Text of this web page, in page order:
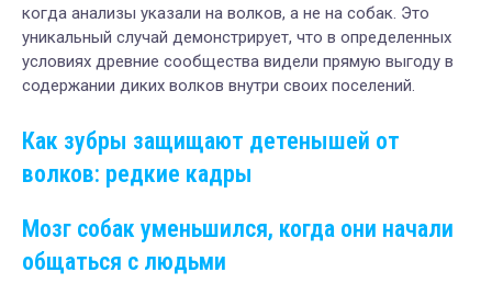
когда анализы указали на волков, а не на собак. Это
уникальный случай демонстрирует, что в определенных
условиях древние сообщества видели прямую выгоду в
содержании диких волков внутри своих поселений.
Как зубры защищают детенышей от
волков: редкие кадры
Мозг собак уменьшился, когда они начали
общаться с людьми